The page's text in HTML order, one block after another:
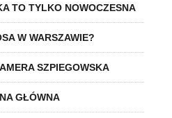
TO TYLKO NOWOCZESNA
W WARSZAWIE?
SZPIEGOWSKA
GŁÓWNA